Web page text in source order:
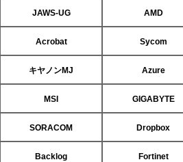
JAWS-UG AMD
Acrobat Sycom
キヤノンMJ Azure
MSI GIGABYTE
SORACOM Dropbox
Backlog Fortinet